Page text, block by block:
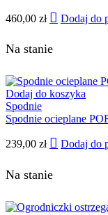
460,00 zł Dodaj do
Na stanie
Dodaj do koszyka
Spodnie
Spodnie ocieplane
239,00 zł Dodaj do
Na stanie